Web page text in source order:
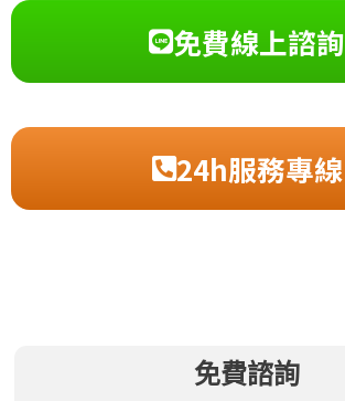
免費線上諮詢
24h服務專線
免費諮詢